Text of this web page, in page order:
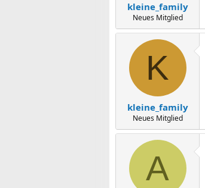
kleine_family
Neues Mitglied
K
kleine_family
Neues Mitglied
A